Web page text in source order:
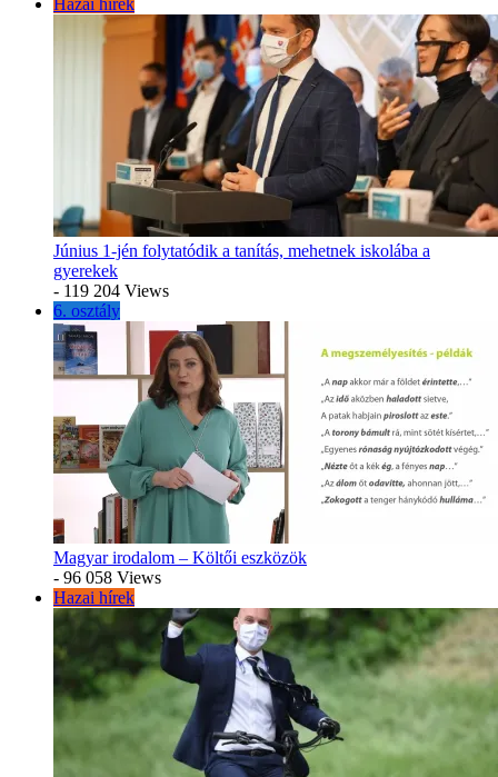
Június 1-jén folytatódik a tanítás, mehetnek iskolába a
gyerekek
- 119 204 Views
6. osztály
Magyar irodalom – Költői eszközök
- 96 058 Views
Hazai hírek